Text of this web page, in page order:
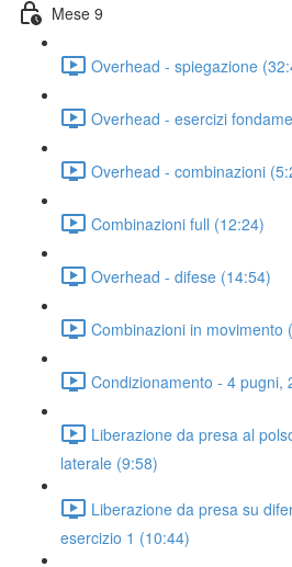
Mese 9
Overhead - spiegazione
Overhead - esercizi
Overhead - combinazioni
Combinazioni full (12:24)
Overhead - difese (14:54)
Combinazioni in movimento
Condizionamento - 4 pugni,
Liberazione da presa al
laterale (9:58)
Liberazione da presa su
esercizio 1 (10:44)